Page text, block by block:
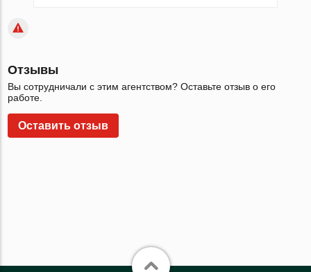
Отзывы
Вы сотрудничали с этим агентством? Оставьте отзыв о его
работе.
Оставить отзыв